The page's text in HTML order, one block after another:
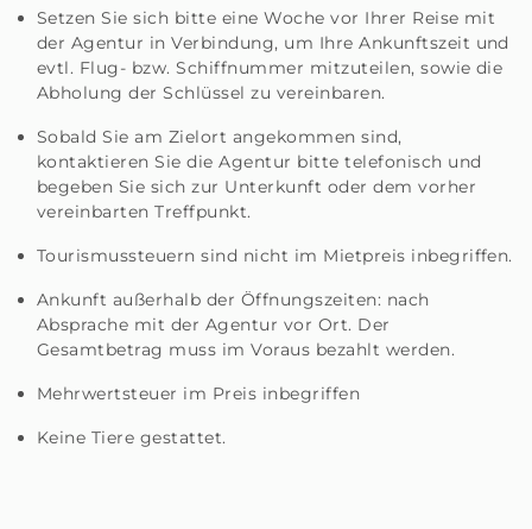
Setzen Sie sich bitte eine Woche vor Ihrer Reise mit
der Agentur in Verbindung, um Ihre Ankunftszeit und
evtl. Flug- bzw. Schiffnummer mitzuteilen, sowie die
Abholung der Schlüssel zu vereinbaren.
Sobald Sie am Zielort angekommen sind,
kontaktieren Sie die Agentur bitte telefonisch und
begeben Sie sich zur Unterkunft oder dem vorher
vereinbarten Treffpunkt.
Tourismussteuern sind nicht im Mietpreis inbegriffen.
Ankunft außerhalb der Öffnungszeiten: nach
Absprache mit der Agentur vor Ort. Der
Gesamtbetrag muss im Voraus bezahlt werden.
Mehrwertsteuer im Preis inbegriffen
Keine Tiere gestattet.